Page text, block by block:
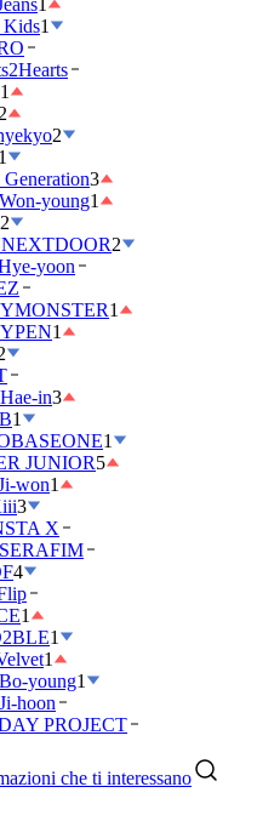
1
Kids1
1
2
2
1
3
young1
2
2
yoon
1
1
in3
1
1
JUNIOR5
won1
3
X
4
1
1
1
young1
hoon
PROJECT
che ti interessano